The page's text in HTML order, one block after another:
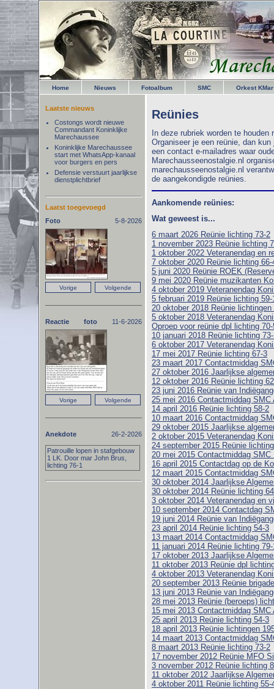
Home Nieuws Fotoalbum SMC Orkest KMar
Reünies
In deze rubriek worden te
Organiseer je een reünie, dan
een contact e-mailadres waar
Marechausseenostalgie.nl
marechausseenostalgie.nl
de aangekondigde reünies.
Aankomende reünies:
Wat geweest is...
6 maart 2026 Reünie lichting 73-2
1 november 2023 Reünie lichting
1 oktober 2022 Veteranendag en
7 oktober 2020 Reünie lichting 66-
5 juni 2020 Reünie ROEK
9 mei 2020 Reünie muzikanten
4 oktober 2019 Veteranendag
5 februari 2019 Reünie lichting 59-
20 oktober 2018 Reünie
5 oktober 2018 Veteranendag
Oproep voor reünie dpl lichting
10 januari 2018 Reünie lichting
6 oktober 2017 Veteranendag
17 mei 2017 Reünie lichting 67-3
23 maart 2017 Contactmiddag
27 oktober 2016 Jaarlijkse
12 oktober 2016 Reünie lichting
23 juni 2016 Reünie van
25 mei 2016 Contactmiddag
14 april 2016 Reünie lichting 58-2
10 maart 2016 Contactmiddag
29 oktober 2015 Jaarlijkse
2 oktober 2015 Veteranendag
24 september 2015 Reünie
20 mei 2015 Contactmiddag SMC
16 april 2015 Contactdag op de
12 maart 2015 Contactmiddag
30 oktober 2014 Jaarlijkse
30 oktober 2014 Reünie lichting
3 oktober 2014 Veteranendag en
10 september 2014 Contactdag
19 juni 2014 Reünie van
23 april 2014 Reünie lichting 54-3
13 maart 2014 Contactmiddag
11 januari 2014 Reünie lichting
17 oktober 2013 Jaarlijkse
11 oktober 2013 Reünie dpl
4 oktober 2013 Veteranendag
20 september 2013 Reünie
13 juni 2013 Reünie van
28 mei 2013 Reünie (beroeps)
15 mei 2013 Contactmiddag
25 april 2013 Reünie lichting 54-3
18 april 2013 Reünie lichtingen
14 maart 2013 Contactmiddag
8 maart 2013 Reünie lichting 73-2
17 november 2012 Reünie MFO
3 november 2012 Reünie lichting
11 oktober 2012 Jaarlijkse
4 oktober 2011 Reünie lichting 55-
Laatste nieuws
Costongs wordt nieuwe
Commandant Koninklijke
Marechaussee
Koninklijke Marechaussee
start met WhatsApp-kanaal
voor burgers en pers
Defensie verstuurt jaarlijkse
dienstplichtbrief
Laatst toegevoegd
Foto
5-8-2026
Reactie foto 11-6-2026
Anekdote 26-2-2026
Patrouille lopen in stafgebouw
1 LK. Door mar John Brus,
lichting 76-1